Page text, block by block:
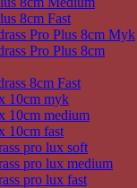
8cm Fast
Pro Plus 8cm Myk
Pro Plus 8cm
8cm Fast
10cm myk
10cm medium
10cm fast
pro lux soft
pro lux medium
pro lux fast